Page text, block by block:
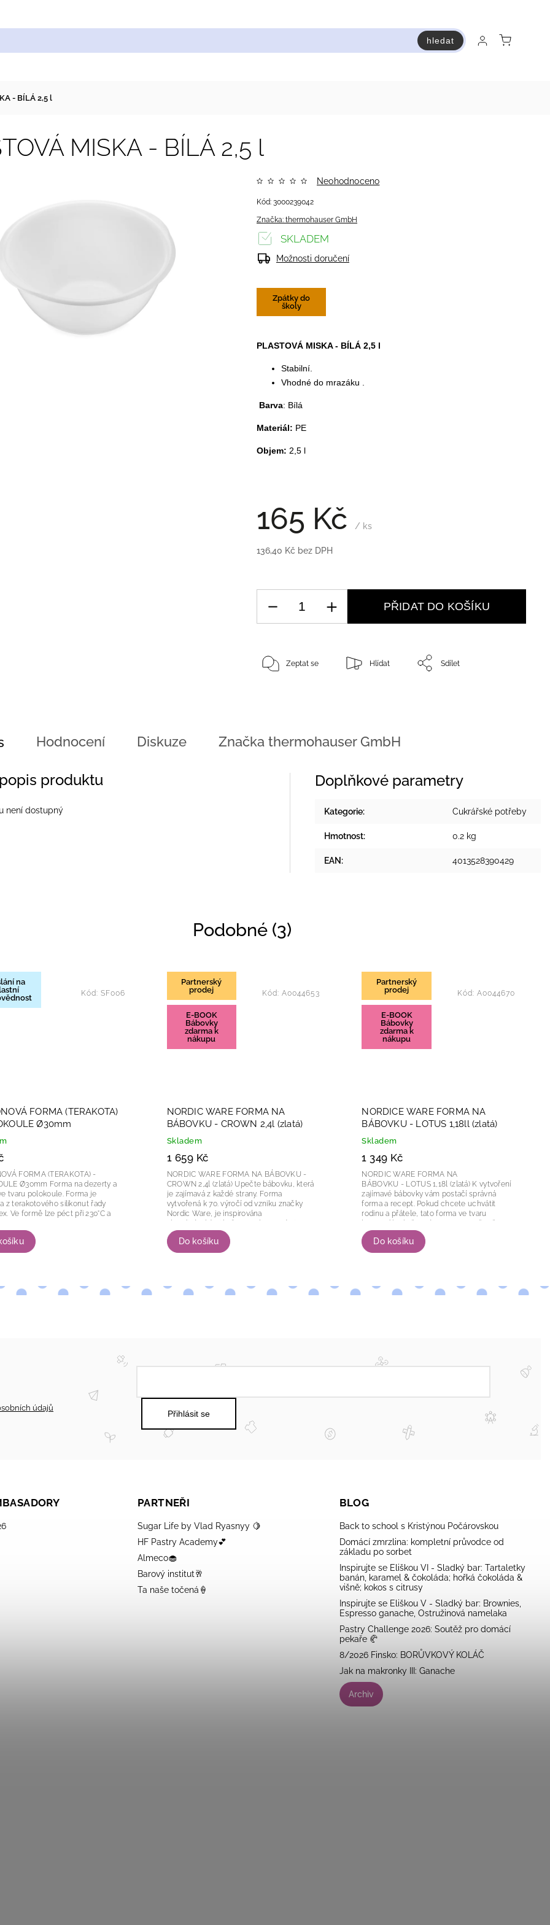
hledat
- BÍLÁ 2,5 l
MISKA - BÍLÁ 2,5 l
Značka: thermohauser GmbH
Neohodnoceno
165 Kč / ks
136,40 Kč bez DPH
Kód: 3000239042
Zpátky do
školy
PLASTOVÁ MISKA - BÍLÁ 2,5 l
Stabilní.
Vhodné do mrazáku .
Barva: Bílá
Materiál: PE
Objem: 2,5 l
SKLADEM
Možnosti doručení
PŘIDAT DO KOŠÍKU
Zeptat se Hlídat Sdílet
Hodnocení Diskuze Značka thermohauser GmbH
produktu
není dostupný
Doplňkové parametry
Kategorie: Cukrářské potřeby
Hmotnost: 0.2 kg
EAN : 4013528390429
Podobné (3)
na
FORMA (TERAKOTA)
Ø30mm
FORMA (TERAKOTA) -
Forma na dezerty a
polokoule. Forma je
z terakotového silikonut řady
a
Kód: SF006
Partnerský
prodej
E-BOOK
Bábovky
zdarma k
nákupu
NORDIC WARE FORMA NA
BÁBOVKU - CROWN 2,4l (zlatá)
Skladem
1 659 Kč
Do košíku
NORDIC WARE FORMA NA BÁBOVKU -
CROWN 2,4l (zlatá) Upečte bábovku, která
je zajímavá z každé strany. Forma
vytvořená k 70. výročí od vzniku značky
Nordic Ware, je inspirována
vrcholy a...
Kód:A0044653
Partnerský
prodej
E-BOOK
Bábovky
zdarma k
nákupu
NORDICE WARE FORMA NA
BÁBOVKU - LOTUS 1,18ll (zlatá)
Skladem
1 349 Kč
Do košíku
NORDIC WARE FORMA NA
BÁBOVKU - LOTUS 1,18l (zlatá) K vytvoření
zajímavé bábovky vám postačí správná
forma a recept. Pokud chcete uchvátit
rodinu a přátele, tato forma ve tvaru
pomůže....
Kód: A0044670
údajů
Přihlásit se
PARTNEŘI
Sugar Life by Vlad Ryasnyy 🍋
HF Pastry Academy💕
Almeco🧁
Barový institut🥂
Ta naše točená🍦
BLOG
Back to school s Kristýnou Počárovskou
Domácí zmrzlina: kompletní průvodce od
základu po sorbet
Inspirujte se Eliškou VI - Sladký bar: Tartaletky
banán, karamel & čokoláda; hořká čokoláda &
višně; kokos s citrusy
Inspirujte se Eliškou V - Sladký bar: Brownies,
Espresso ganache, Ostružinová namelaka
Pastry Challenge 2026: Soutěž pro domácí
pekaře 🥐
8/2026 Finsko: BORŮVKOVÝ KOLÁČ
Jak na makronky III: Ganache
Archiv